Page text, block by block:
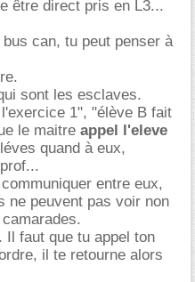
être direct pris en L3...
can, tu peut penser à
sont les esclaves.
1", "élève B fait
le maitre appel l'eleve
quand à eux,
entre eux,
ne peuvent pas voir non
Il faut que tu appel ton
il te retourne alors